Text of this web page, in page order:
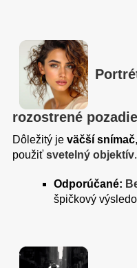
rozostrené
Dôležitý je väčší snímač
použiť svetelný objektív.
Odporúčané:
špičkový